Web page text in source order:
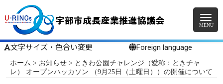
文字サイズ・色合い変更 Foreign language
ホーム > お知らせ > ときわ公園チャレンジ（愛称：ときチャ
レ） オープンハッカソン （9月25日（土曜日））の開催について